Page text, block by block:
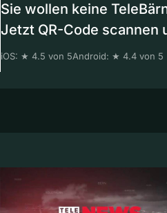
Sie wollen keine
Jetzt QR-Code scannen
iOS: ★ 4.5 von 5Android: ★ 4.4 von 5